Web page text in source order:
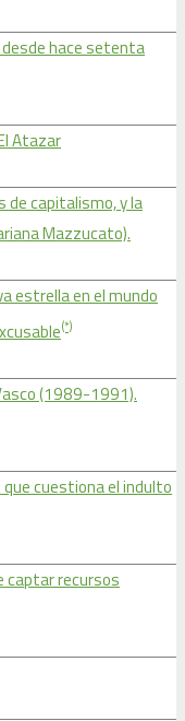
hace setenta
Atazar
de capitalismo, y la
Mazzucato).
estrella en el mundo
(*)
(1989-1991).
cuestiona el indulto
captar recursos